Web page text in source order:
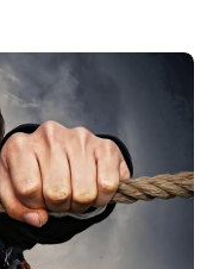
hissetmesine
vadede anksiyete
ortaya
baskının bir diğer